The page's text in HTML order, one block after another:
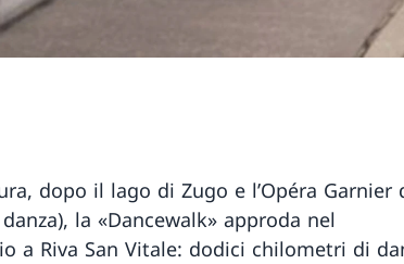
dopo il lago di Zugo e l’Opéra Garnier
la «Dancewalk» approda nel
a Riva San Vitale: dodici chilometri di